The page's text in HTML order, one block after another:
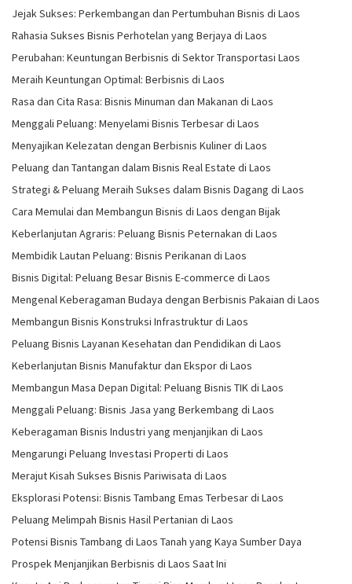
Jejak Sukses: Perkembangan dan Pertumbuhan Bisnis di Laos
Rahasia Sukses Bisnis Perhotelan yang Berjaya di Laos
Perubahan: Keuntungan Berbisnis di Sektor Transportasi Laos
Meraih Keuntungan Optimal: Berbisnis di Laos
Rasa dan Cita Rasa: Bisnis Minuman dan Makanan di Laos
Menggali Peluang: Menyelami Bisnis Terbesar di Laos
Menyajikan Kelezatan dengan Berbisnis Kuliner di Laos
Peluang dan Tantangan dalam Bisnis Real Estate di Laos
Strategi & Peluang Meraih Sukses dalam Bisnis Dagang di Laos
Cara Memulai dan Membangun Bisnis di Laos dengan Bijak
Keberlanjutan Agraris: Peluang Bisnis Peternakan di Laos
Membidik Lautan Peluang: Bisnis Perikanan di Laos
Bisnis Digital: Peluang Besar Bisnis E-commerce di Laos
Mengenal Keberagaman Budaya dengan Berbisnis Pakaian di Laos
Membangun Bisnis Konstruksi Infrastruktur di Laos
Peluang Bisnis Layanan Kesehatan dan Pendidikan di Laos
Keberlanjutan Bisnis Manufaktur dan Ekspor di Laos
Membangun Masa Depan Digital: Peluang Bisnis TIK di Laos
Menggali Peluang: Bisnis Jasa yang Berkembang di Laos
Keberagaman Bisnis Industri yang menjanjikan di Laos
Mengarungi Peluang Investasi Properti di Laos
Merajut Kisah Sukses Bisnis Pariwisata di Laos
Eksplorasi Potensi: Bisnis Tambang Emas Terbesar di Laos
Peluang Melimpah Bisnis Hasil Pertanian di Laos
Potensi Bisnis Tambang di Laos Tanah yang Kaya Sumber Daya
Prospek Menjanjikan Berbisnis di Laos Saat Ini